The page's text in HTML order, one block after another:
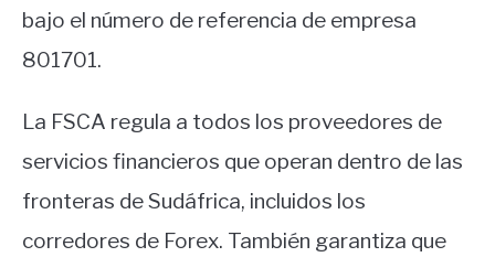
bajo el número de referencia de empresa
801701.
La FSCA regula a todos los proveedores de
servicios financieros que operan dentro de las
fronteras de Sudáfrica, incluidos los
corredores de Forex. También garantiza que